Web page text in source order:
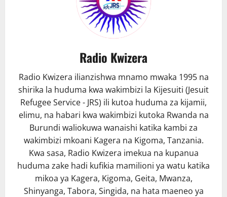
Radio Kwizera
Radio Kwizera ilianzishwa mnamo mwaka 1995 na
shirika la huduma kwa wakimbizi la Kijesuiti (Jesuit
Refugee Service - JRS) ili kutoa huduma za kijamii,
elimu, na habari kwa wakimbizi kutoka Rwanda na
Burundi waliokuwa wanaishi katika kambi za
wakimbizi mkoani Kagera na Kigoma, Tanzania.
Kwa sasa, Radio Kwizera imekua na kupanua
huduma zake hadi kufikia mamilioni ya watu katika
mikoa ya Kagera, Kigoma, Geita, Mwanza,
Shinyanga, Tabora, Singida, na hata maeneo ya